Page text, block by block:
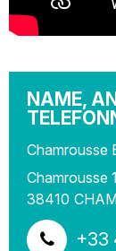
NAME,
Chamrousse
Chamrousse
38410
+33